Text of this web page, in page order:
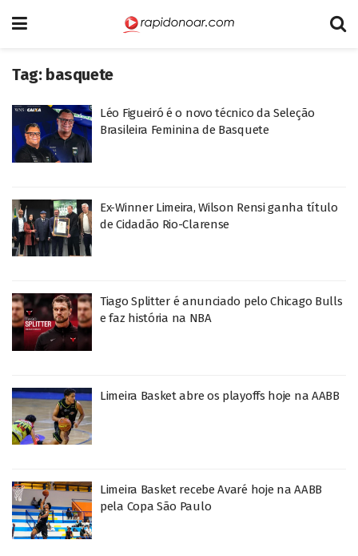
Tag: basquete
Léo Figueiró é o novo técnico da Seleção
Brasileira Feminina de Basquete
Ex-Winner Limeira, Wilson Rensi ganha título
de Cidadão Rio-Clarense
Tiago Splitter é anunciado pelo Chicago Bulls
e faz história na NBA
Limeira Basket abre os playoffs hoje na AABB
Limeira Basket recebe Avaré hoje na AABB
pela Copa São Paulo